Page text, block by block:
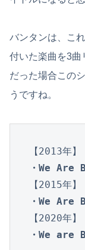
バンタンは、こ
付いた楽曲を3曲
だった場合この
うですね。
・We
・We
・We